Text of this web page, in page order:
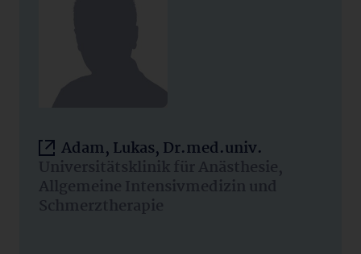
Adam, Lukas, Dr.med.univ.
Universitätsklinik für Anästhesie,
Allgemeine Intensivmedizin und
Schmerztherapie